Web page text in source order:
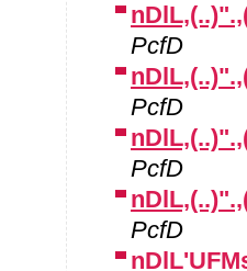
PcfD
PcfD
PcfD
PcfD